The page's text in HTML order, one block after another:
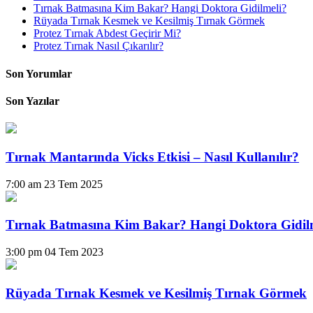
Tırnak Batmasına Kim Bakar? Hangi Doktora Gidilmeli?
Rüyada Tırnak Kesmek ve Kesilmiş Tırnak Görmek
Protez Tırnak Abdest Geçirir Mi?
Protez Tırnak Nasıl Çıkarılır?
Son Yorumlar
Son Yazılar
Tırnak Mantarında Vicks Etkisi – Nasıl Kullanılır?
7:00 am 23 Tem 2025
Tırnak Batmasına Kim Bakar? Hangi Doktora
3:00 pm 04 Tem 2023
Rüyada Tırnak Kesmek ve Kesilmiş Tırnak Görmek